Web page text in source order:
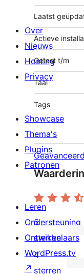
Laatst
Actieve
Getest t/m
Taal
Tags
1
5
ster
5
sterren
0
4
sterren
Over
Nieuws
Hosting
Privacy
Showcase
Thema's
Plugins
Patronen
Leren
Ondersteuning
Ontwikkelaars
WordPress.tv
↗